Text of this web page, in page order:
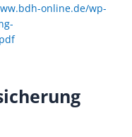
online.de/wp-